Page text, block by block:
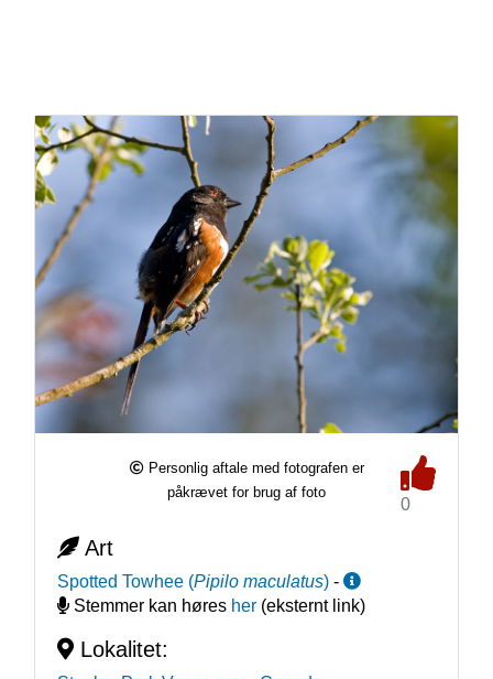
Personlig aftale med fotografen er
påkrævet for brug af foto
0
Art
Spotted Towhee (Pipilo maculatus) -
Stemmer kan høres her(eksternt link)
Lokalitet: